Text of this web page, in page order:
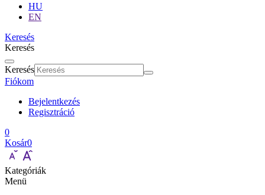
HU
EN
Keresés
Keresés
Keresés
Fiókom
Bejelentkezés
Regisztráció
0
Kosár0
Kategóriák
Menü